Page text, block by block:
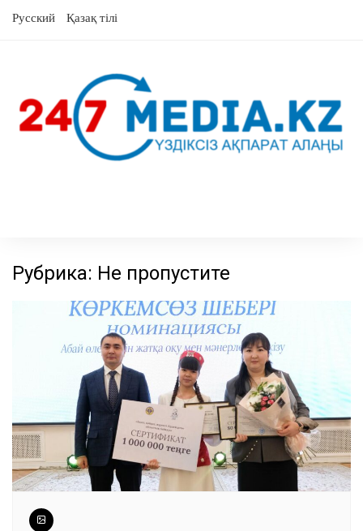
Русский Қазақ тілі
Рубрика: Не пропустите